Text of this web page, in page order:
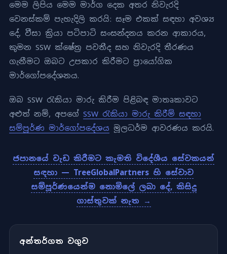
මෙම ලිපිය මෙම මාර්ග දෙක අතර නිවැරදි
වෙනස්කම් පැහැදිලි කරයි: සෑම එකක් සඳහා අවශ්‍ය
දේ, වීසා ක්‍රියා පටිපාටි සංසන්දනය කරන ආකාරය,
කුමන SSW ක්ෂේත්‍ර පවතීද සහ නිවැරදි තීරණය
ගැනීමට ඔබට උපකාර කිරීමට ප්‍රායෝගික
මාර්ගෝපදේශනය.
ඔබ SSW රැකියා මාරු කිරීම පිළිබඳ මාතෘකාවට
අළුත් නම්, අපගේ SSW රැකියා මාරු කිරීම් සඳහා
සම්පූර්ණ මාර්ගෝපදේශය මූලධර්ම ආවරණය කරයි.
ජපානයේ වැඩ කිරීමට කැමති විදේශීය සේවකයන්
සඳහා — TreeGlobalPartners හි සේවාව
සම්පූර්ණයෙන්ම නොමිලේ ලබා දේ, කිසිදු
ගාස්තුවක් නැත →
අන්තර්ගත වගුව